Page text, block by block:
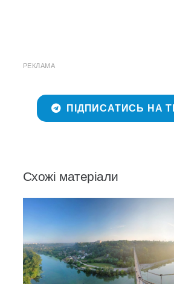
РЕКЛАМА
ПІДПИСАТИСЬ НА
Схожі матеріали